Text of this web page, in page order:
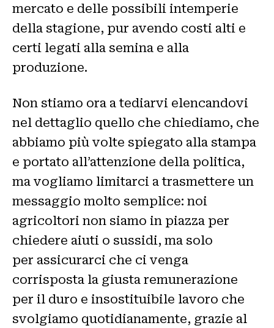
mercato e delle possibili intemperie
della stagione, pur avendo costi alti e
certi legati alla semina e alla
produzione.
Non stiamo ora a tediarvi elencandovi
nel dettaglio quello che chiediamo, che
abbiamo più volte spiegato alla stampa
e portato all’attenzione della politica,
ma vogliamo limitarci a trasmettere un
messaggio molto semplice: noi
agricoltori non siamo in piazza per
chiedere aiuti o sussidi, ma solo
per assicurarci che ci venga
corrisposta la giusta remunerazione
per il duro e insostituibile lavoro che
svolgiamo quotidianamente, grazie al